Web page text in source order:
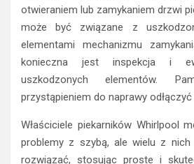
otwieraniem lub zamykaniem drzwi
może być związane z
elementami mechanizmu
konieczna jest inspekcja i
uszkodzonych elementów.
przystąpieniem do naprawy
Właściciele piekarników Whirlpool
problemy z szybą, ale wielu z nich
rozwiązać, stosując proste i